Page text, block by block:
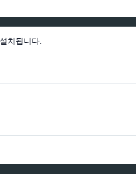
치됩니다.